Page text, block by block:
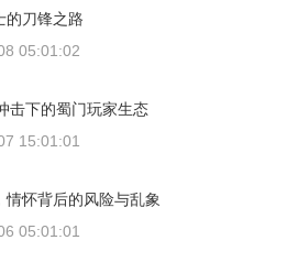
的刀锋之路
05:01:02
击下的蜀门玩家生态
15:01:01
情怀背后的风险与乱象
05:01:01